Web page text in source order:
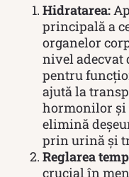
Hidratarea:
principală a
organelor
nivel adecvat
pentru
ajută la
hormonilor și
elimină
prin urină și
Reglarea
crucial în